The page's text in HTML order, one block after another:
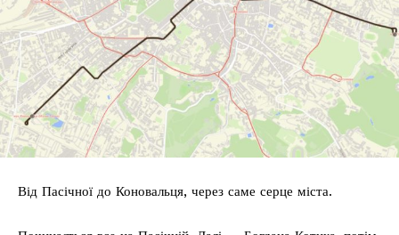
Від Пасічної до Коновальця, через саме серце міста.